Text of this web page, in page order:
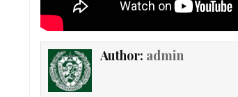
Author: admin